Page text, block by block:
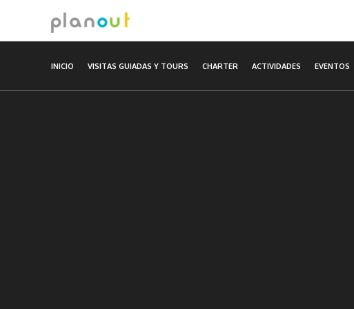
contenido
INICIO VISITAS GUIADAS Y TOURS CHARTER ACTIVIDADES EVENTOS